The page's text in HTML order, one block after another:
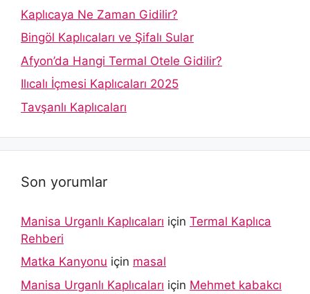
Kaplıcaya Ne Zaman Gidilir?
Bingöl Kaplıcaları ve Şifalı Sular
Afyon’da Hangi Termal Otele Gidilir?
Ilıcalı İçmesi Kaplıcaları 2025
Tavşanlı Kaplıcaları
Son yorumlar
Manisa Urganlı Kaplıcaları için Termal Kaplıca
Rehberi
Matka Kanyonu için masal
Manisa Urganlı Kaplıcaları için Mehmet kabakcı